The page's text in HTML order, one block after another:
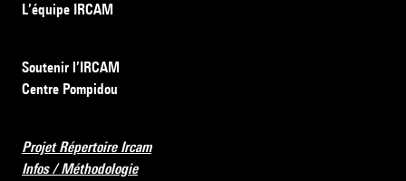
L’équipe IRCAM
Soutenir l’IRCAM
Centre Pompidou
Projet Répertoire Ircam
Infos / Méthodologie